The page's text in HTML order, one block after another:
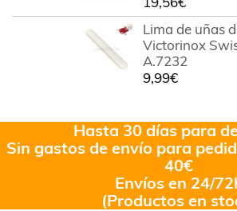
Lima de uñas
Victorinox
A.7232
9,99€
Hasta 30 días para
Sin gastos de envío para
40€
Envíos en 24/
(Productos en